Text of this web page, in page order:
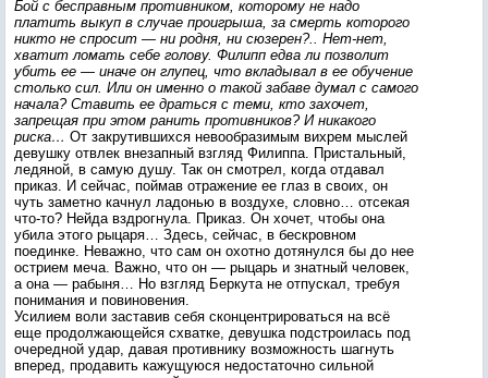
Бой с бесправным противником, которому не надо
платить выкуп в случае проигрыша, за смерть которого
никто не спросит — ни родня, ни сюзерен?.. Нет-нет,
хватит ломать себе голову. Филипп едва ли позволит
убить ее — иначе он глупец, что вкладывал в ее обучение
столько сил. Или он именно о такой забаве думал с самого
начала? Ставить ее драться с теми, кто захочет,
запрещая при этом ранить противников? И никакого
риска… От закрутившихся невообразимым вихрем мыслей
девушку отвлек внезапный взгляд Филиппа. Пристальный,
ледяной, в самую душу. Так он смотрел, когда отдавал
приказ. И сейчас, поймав отражение ее глаз в своих, он
чуть заметно качнул ладонью в воздухе, словно… отсекая
что-то? Нейда вздрогнула. Приказ. Он хочет, чтобы она
убила этого рыцаря… Здесь, сейчас, в бескровном
поединке. Неважно, что сам он охотно дотянулся бы до нее
острием меча. Важно, что он — рыцарь и знатный человек,
а она — рабыня… Но взгляд Беркута не отпускал, требуя
понимания и повиновения.
Усилием воли заставив себя сконцентрироваться на всё
еще продолжающейся схватке, девушка подстроилась под
очередной удар, давая противнику возможность шагнуть
вперед, продавить кажущуюся недостаточно сильной